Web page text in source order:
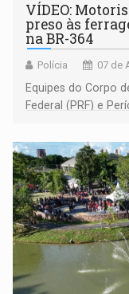
VÍDEO:
preso às
na BR-364
Polícia 07 de
Equipes do Corpo
Federal (PRF) e